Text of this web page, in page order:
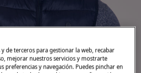
de terceros para gestionar la web, recabar
mejorar nuestros servicios y mostrarte
preferencias y navegación. Puedes pinchar en